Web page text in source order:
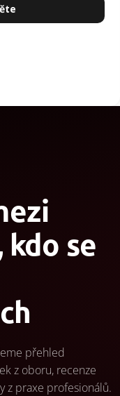
se
přehled
z oboru, recenze
z praxe profesionálů.